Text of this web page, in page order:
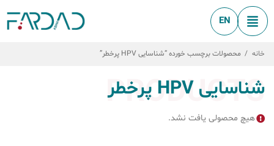
EN
خانه / محصولات برچسب خورده “شناسایی HPV پرخطر”
PRODUCTS
شناسایی HPV پرخطر
هیچ محصولی یافت نشد.